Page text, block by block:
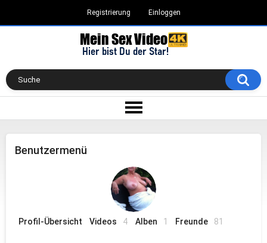
Registrierung Einloggen
Benutzermenü
Profil-Übersicht Videos 4 Alben 1 Freunde 81